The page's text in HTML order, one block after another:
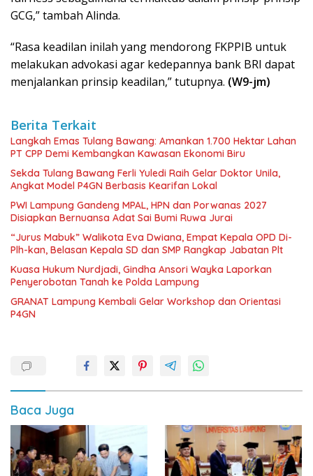
GCG,” tambah Alinda.
“Rasa keadilan inilah yang mendorong FKPPIB untuk
melakukan advokasi agar kedepannya bank BRI dapat
menjalankan prinsip keadilan,” tutupnya. (W9-jm)
Berita Terkait
Langkah Emas Tulang Bawang: Amankan 1.700 Hektar Lahan
PT CPP Demi Kembangkan Kawasan Ekonomi Biru
Sekda Tulang Bawang Ferli Yuledi Raih Gelar Doktor Unila,
Angkat Model P4GN Berbasis Kearifan Lokal
PWI Lampung Gandeng MPAL, HPN dan Porwanas 2027
Disiapkan Bernuansa Adat Sai Bumi Ruwa Jurai
“Jurus Mabuk” Walikota Eva Dwiana, Empat Kepala OPD Di-
Plh-kan, Belasan Kepala SD dan SMP Rangkap Jabatan Plt
Kuasa Hukum Nurdjadi, Gindha Ansori Wayka Laporkan
Penyerobotan Tanah ke Polda Lampung
GRANAT Lampung Kembali Gelar Workshop dan Orientasi
P4GN
Baca Juga